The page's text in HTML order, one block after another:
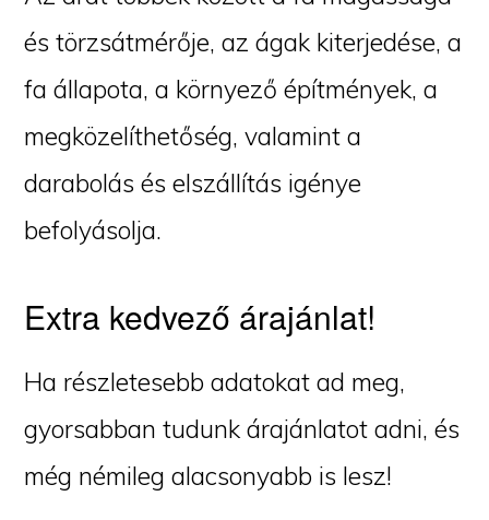
és törzsátmérője, az ágak kiterjedése, a
fa állapota, a környező építmények, a
megközelíthetőség, valamint a
darabolás és elszállítás igénye
befolyásolja.
Extra kedvező árajánlat!
Ha részletesebb adatokat ad meg,
gyorsabban tudunk árajánlatot adni, és
még némileg alacsonyabb is lesz!